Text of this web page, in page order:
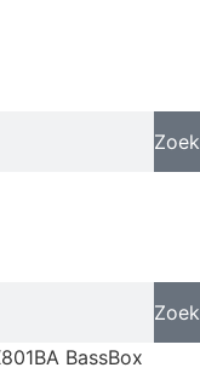
Zoek
Zoek
BassBox